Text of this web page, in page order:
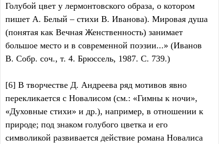
Голубой цвет у лермонтовского образа, о котором
пишет А. Белый – стихи В. Иванова). Мировая душа
(понятая как Вечная Женственность) занимает
большое место и в современной поэзии...» (Иванов
В. Собр. соч., т. 4. Брюссель, 1987. С. 739.)
[6] В творчестве Д. Андреева ряд мотивов явно
перекликается с Новалисом (см.: «Гимны к ночи»,
«Духовные стихи» и др.), например, в отношении к
природе; под знаком голубого цветка и его
символикой развивается действие романа Новалиса